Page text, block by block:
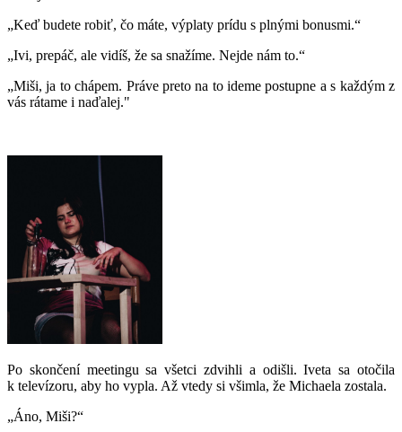
„Keď budete robiť, čo máte, výplaty prídu s plnými bonusmi.“
„Ivi, prepáč, ale vidíš, že sa snažíme. Nejde nám to.“
„Miši, ja to chápem. Práve preto na to ideme postupne a s každým z
vás rátame i naďalej."
Po skončení meetingu sa všetci zdvihli a odišli. Iveta sa otočila
k televízoru, aby ho vypla. Až vtedy si všimla, že Michaela zostala.
„Áno, Miši?“